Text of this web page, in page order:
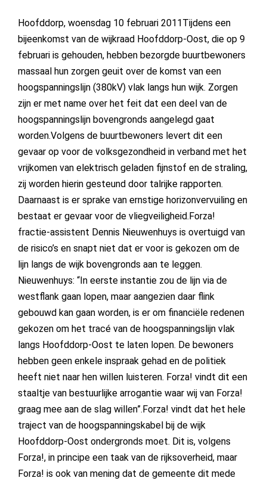
Hoofddorp, woensdag 10 februari 2011Tijdens een
bijeenkomst van de wijkraad Hoofddorp-Oost, die op 9
februari is gehouden, hebben bezorgde buurtbewoners
massaal hun zorgen geuit over de komst van een
hoogspanningslijn (380kV) vlak langs hun wijk. Zorgen
zijn er met name over het feit dat een deel van de
hoogspanningslijn bovengronds aangelegd gaat
worden.Volgens de buurtbewoners levert dit een
gevaar op voor de volksgezondheid in verband met het
vrijkomen van elektrisch geladen fijnstof en de straling,
zij worden hierin gesteund door talrijke rapporten.
Daarnaast is er sprake van ernstige horizonvervuiling en
bestaat er gevaar voor de vliegveiligheid.Forza!
fractie-assistent Dennis Nieuwenhuys is overtuigd van
de risico’s en snapt niet dat er voor is gekozen om de
lijn langs de wijk bovengronds aan te leggen.
Nieuwenhuys: “In eerste instantie zou de lijn via de
westflank gaan lopen, maar aangezien daar flink
gebouwd kan gaan worden, is er om financiële redenen
gekozen om het tracé van de hoogspanningslijn vlak
langs Hoofddorp-Oost te laten lopen. De bewoners
hebben geen enkele inspraak gehad en de politiek
heeft niet naar hen willen luisteren. Forza! vindt dit een
staaltje van bestuurlijke arrogantie waar wij van Forza!
graag mee aan de slag willen”.Forza! vindt dat het hele
traject van de hoogspanningskabel bij de wijk
Hoofddorp-Oost ondergronds moet. Dit is, volgens
Forza!, in principe een taak van de rijksoverheid, maar
Forza! is ook van mening dat de gemeente dit mede